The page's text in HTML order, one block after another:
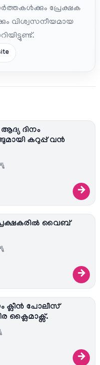
പ്രേക്ഷക
വിശ്വസനീയമായ
ദിനം
കറുപ്പ് വൻ
→
വൈബ്
→
ക്ലീൻ പോലീസ്
ക്ലൈമാക്സ്.
→